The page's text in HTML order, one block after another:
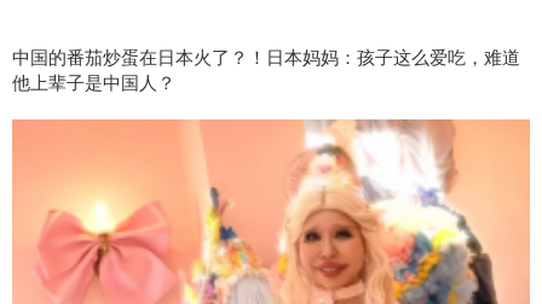
中国的番茄炒蛋在日本火了？！日本妈妈：孩子这么爱吃，难道
他上辈子是中国人？